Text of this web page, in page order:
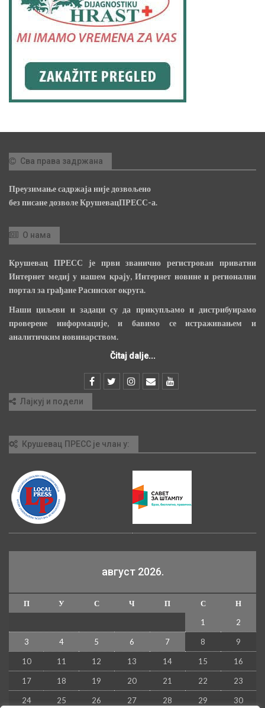
Сва права задржана
Преузимање садржаја није дозвољено
без писане дозволе КрушевацПРЕСС-а.
О нама
Крушевац ПРЕСС је први званично регистрован приватни
Интернет медиј у нашем крају, Интернет новине и регионални
портал за грађане Расинског округа.
Наши циљеви и задаци су да прикупљамо и дистрибуирамо
проверене информације, и бавимо се истраживањем и
аналитичким новинарством.
Čitaj dalje...
Лајкуј и подели
Крушевац ПРЕСС је члан у:
август 2026.
П У С Ч П С
Н
1
2
3 4 5 6 7 8 9
10 11 12 13 14 15 16
17 18 19 20 21 22 23
24 25 26 27 28 29 30